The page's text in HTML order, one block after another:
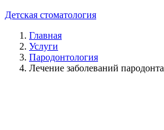
Детская стоматология
Главная
Услуги
Пародонтология
Лечение заболеваний пародонта